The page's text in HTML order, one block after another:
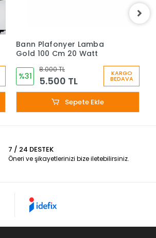
Bann Plafonyer Lamba
Gold 100 Cm 20 Watt
%31
8.000 TL
5.500 TL
KARGO
BEDAVA
Sepete Ekle
7 / 24 DESTEK
Öneri ve şikayetlerinizi bize iletebilirsiniz.